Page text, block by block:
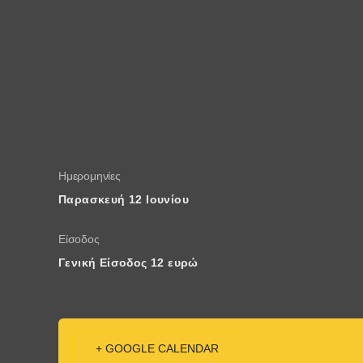
Ημερομηνίες
Παρασκευή 12 Ιουνίου
Είσοδος
Γενική Είσοδος 12 ευρώ
+ GOOGLE CALENDAR